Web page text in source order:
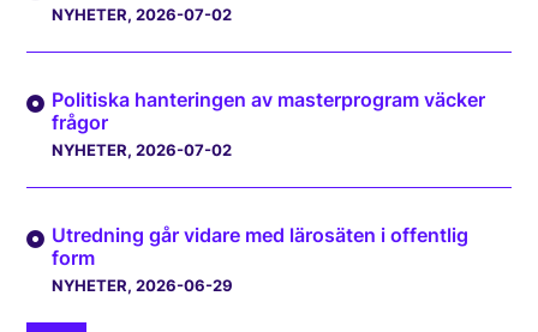
NYHETER, 2026-07-02
Politiska hanteringen av masterprogram väcker
frågor
NYHETER, 2026-07-02
Utredning går vidare med lärosäten i offentlig
form
NYHETER, 2026-06-29